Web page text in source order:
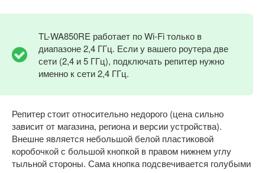
TL-WA850RE работает по Wi-Fi только в
диапазоне 2,4 ГГц. Если у вашего роутера две
сети (2,4 и 5 ГГц), подключать репитер нужно
именно к сети 2,4 ГГц.
Репитер стоит относительно недорого (цена сильно
зависит от магазина, региона и версии устройства).
Внешне является небольшой белой пластиковой
коробочкой с большой кнопкой в правом нижнем углу
тыльной стороны. Сама кнопка подсвечивается голубыми